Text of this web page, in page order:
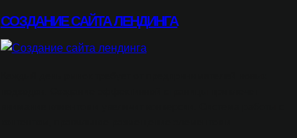
СОЗДАНИЕ САЙТА ЛЕНДИНГА